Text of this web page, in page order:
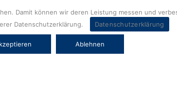
Damit können wir deren Leistung messen und
Datenschutzerklärung.
Datenschutzerklärung
Ablehnen